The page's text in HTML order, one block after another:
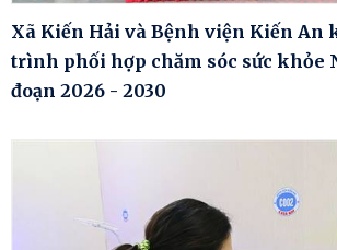
Xã Kiến Hải và Bệnh viện Kiến An
trình phối hợp chăm sóc sức khỏe
đoạn 2026 - 2030